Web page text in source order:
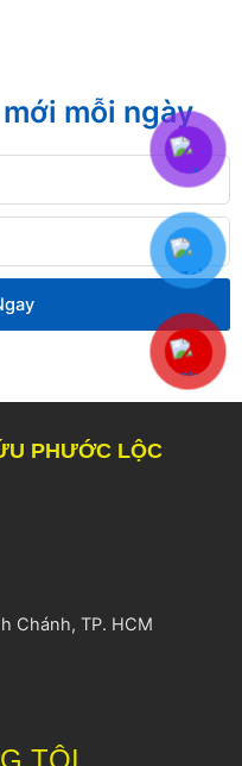
mỗi ngày
PHƯỚC LỘC
Chánh, TP. HCM
TÔI